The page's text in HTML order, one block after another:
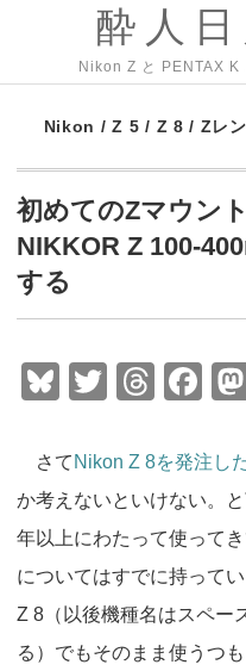
酔人
Nikon Z と PENTAX K
Nikon /Z 5 / Z 8 / Zレ
初めてのZマウン
NIKKOR Z 100-
する
Bl
e
sk
y
T
tt
er
T
e
a
d
s
F
c
e
b
o
o
k
さて Nikon Z 8を発注し
か考えないといけない。
年以上にわたって使って
についてはすでに持って
Z 8（以後機種名はスペー
る）でもそのまま使うつも